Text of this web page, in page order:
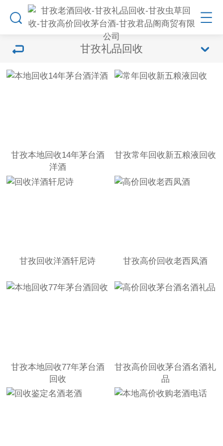
甘孜礼品回收
甘孜本地回收14年茅台酒
洋酒
甘孜常年回收新五粮液回收
甘孜回收洋酒轩尼诗 甘孜高价回收老西凤酒
甘孜本地回收77年茅台酒
回收
甘孜高价回收茅台酒名酒礼
品